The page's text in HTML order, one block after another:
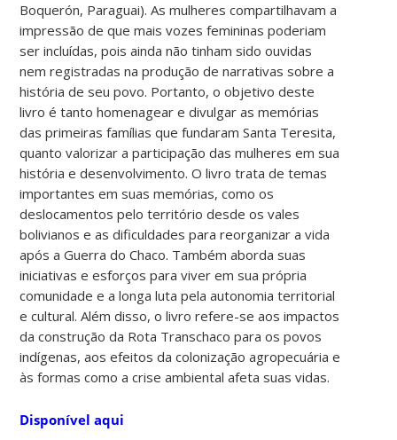
Boquerón, Paraguai). As mulheres compartilhavam a
impressão de que mais vozes femininas poderiam
ser incluídas, pois ainda não tinham sido ouvidas
nem registradas na produção de narrativas sobre a
história de seu povo. Portanto, o objetivo deste
livro é tanto homenagear e divulgar as memórias
das primeiras famílias que fundaram Santa Teresita,
quanto valorizar a participação das mulheres em sua
história e desenvolvimento. O livro trata de temas
importantes em suas memórias, como os
deslocamentos pelo território desde os vales
bolivianos e as dificuldades para reorganizar a vida
após a Guerra do Chaco. Também aborda suas
iniciativas e esforços para viver em sua própria
comunidade e a longa luta pela autonomia territorial
e cultural. Além disso, o livro refere-se aos impactos
da construção da Rota Transchaco para os povos
indígenas, aos efeitos da colonização agropecuária e
às formas como a crise ambiental afeta suas vidas.
Disponível aqui